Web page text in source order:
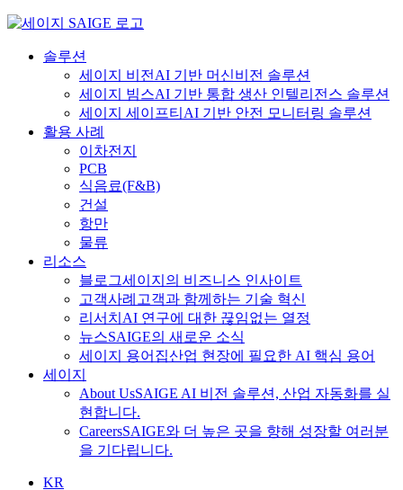
Skip
content솔루션
세이지 비전 AI 기반 머신비전 솔루션
세이지 빔스AI 기반 통합 생산 인텔리전스 솔루션
세이지 세이프티 AI 기반 안전 모니터링 솔루션
활용 사례
이차전지
PCB
식음료(F&B)
건설
항만
물류
리소스
블로그세이지의 비즈니스 인사이트
고객사례 고객과 함께하는 기술 혁신
리서치 AI 연구에 대한 끊임없는 열정
뉴스SAIGE의 새로운 소식
세이지 용어집산업 현장에 필요한 AI 핵심 용어
세이지
About UsSAIGE AI 비전 솔루션, 산업 자동화를 실
현합니다.
CareersSAIGE와 더 높은 곳을 향해 성장할 여러분
을 기다립니다.
KR